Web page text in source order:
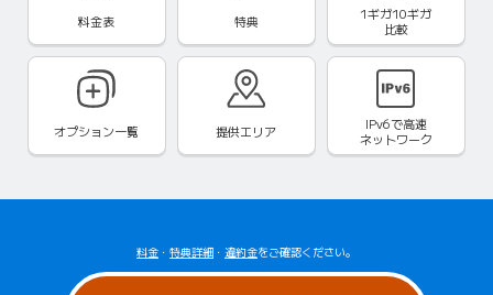
料金表 特典
1ギガ10ギガ
比較
オプション一覧 提供エリア IPv6で高速
ネットワーク
料金 ・ 特典詳細 ・ 違約金をご確認ください。